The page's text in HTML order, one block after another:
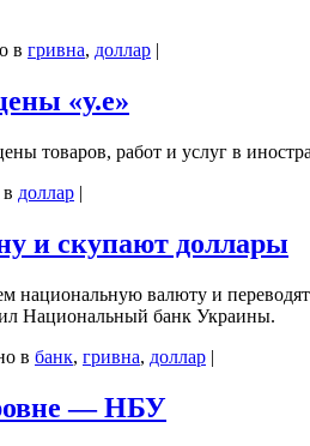
в гривна, доллар |
«у.е»
товаров, работ и услуг в
доллар |
и скупают доллары
национальную валюту и
Национальный банк Украины.
в банк, гривна, доллар |
— НБУ